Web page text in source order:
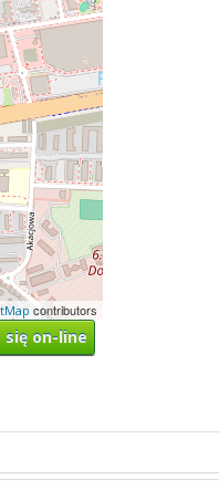
contributors
się on-line